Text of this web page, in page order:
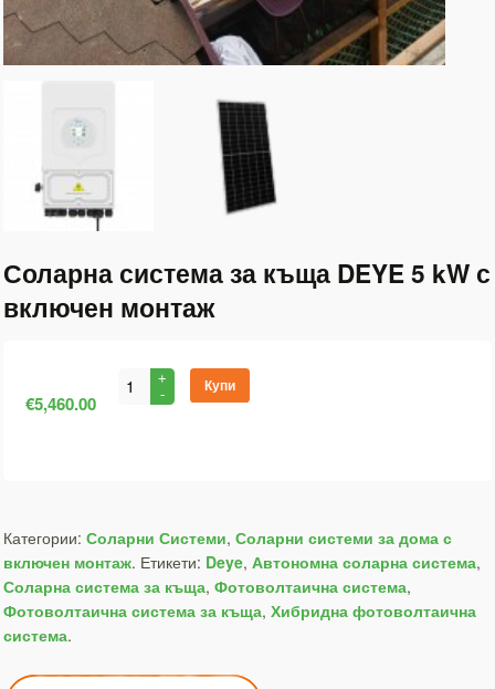
Соларна система за къща DEYE 5 kW с
включен монтаж
€5,460.00
Купи
Категории: Соларни Системи, Соларни системи за дома с
включен монтаж. Етикети: Deye, Автономна соларна система,
Соларна система за къща, Фотоволтаична система,
Фотоволтаична система за къща, Хибридна фотоволтаична
система.